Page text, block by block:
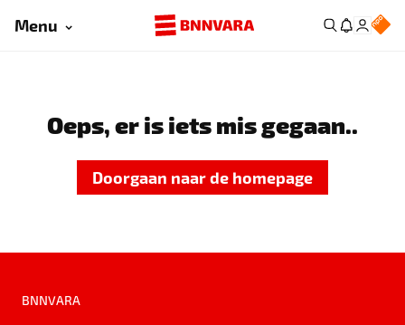
Menu
Oeps, er is iets mis gegaan..
Doorgaan naar de homepage
BNNVARA